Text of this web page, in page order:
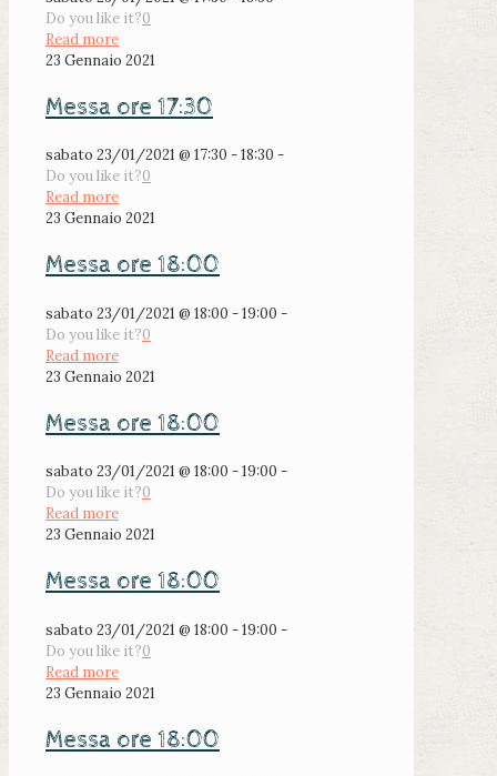
Do you like it?0
Read more
23 Gennaio 2021
Messa ore 17:30
sabato 23/01/2021 @ 17:30 - 18:30 -
Do you like it?0
Read more
23 Gennaio 2021
Messa ore 18:00
sabato 23/01/2021 @ 18:00 - 19:00 -
Do you like it?0
Read more
23 Gennaio 2021
Messa ore 18:00
sabato 23/01/2021 @ 18:00 - 19:00 -
Do you like it?0
Read more
23 Gennaio 2021
Messa ore 18:00
sabato 23/01/2021 @ 18:00 - 19:00 -
Do you like it?0
Read more
23 Gennaio 2021
Messa ore 18:00